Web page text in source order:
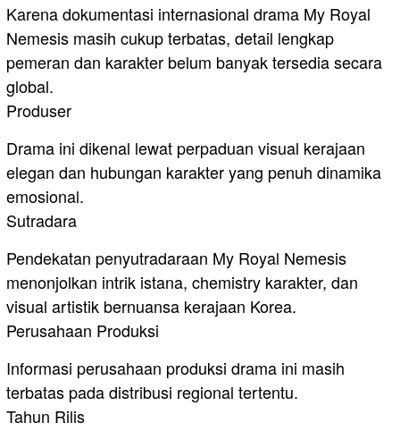
Karena dokumentasi internasional drama My Royal
Nemesis masih cukup terbatas, detail lengkap
pemeran dan karakter belum banyak tersedia secara
global.
Produser
Drama ini dikenal lewat perpaduan visual kerajaan
elegan dan hubungan karakter yang penuh dinamika
emosional.
Sutradara
Pendekatan penyutradaraan My Royal Nemesis
menonjolkan intrik istana, chemistry karakter, dan
visual artistik bernuansa kerajaan Korea.
Perusahaan Produksi
Informasi perusahaan produksi drama ini masih
terbatas pada distribusi regional tertentu.
Tahun Rilis